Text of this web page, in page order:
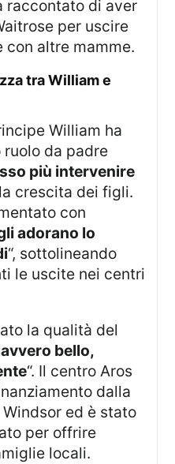
raccontato di aver
per uscire
con altre mamme.
da padre
più intervenire
crescita dei figli.
con
adorano lo
“, sottolineando
le uscite nei centri
bello,
“. Il centro Aros
dalla
ed è stato
per offrire
locali.